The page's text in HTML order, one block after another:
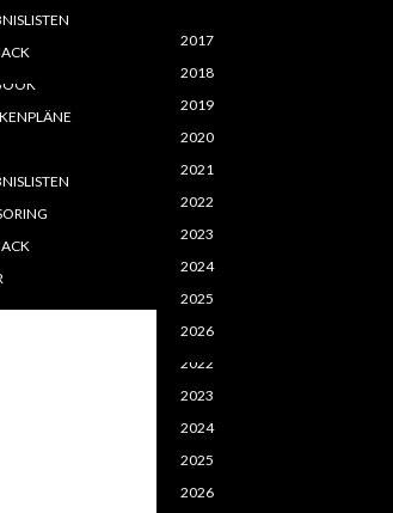
2021
2022
2023
2024
2021
2022
2025
2026
EVENTGELÄNDE
2017
2018
2019
2020
2021
2022
2023
2024
2025
2026
2024
2026
2017
2018
2019
2020
2021
2022
2023
2024
2025
2026